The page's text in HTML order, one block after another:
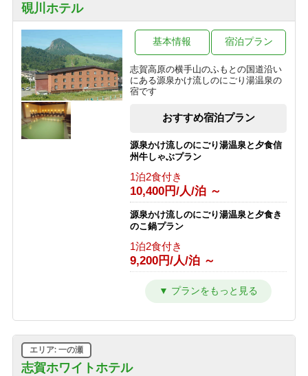
フト券無料♪
1泊2食付き
16,845円/人/泊 ～
1泊2食付き
16,400円/人/泊 ～
予約即お支払い！キャンセル不可だか
ら超お得！1泊2食付き フリープラン
9,500円/人/泊 ～
硯川ホテル
志賀高原の横手山のふもとの国道沿い
にある源泉かけ流しのにごり湯温泉の
宿です
基本情報 宿泊プラン
おすすめ宿泊プラン
源泉かけ流しのにごり湯温泉と夕食信
州牛しゃぶプラン
1泊2食付き
10,400円/人/泊 ～
源泉かけ流しのにごり湯温泉と夕食き
のこ鍋プラン
1泊2食付き
9,200円/人/泊 ～
源泉かけ流しのにごり湯温泉とカニ鍋
グラスワインorグラスジュース付き、
志賀ホワイトホテル
エリア: 一の瀬